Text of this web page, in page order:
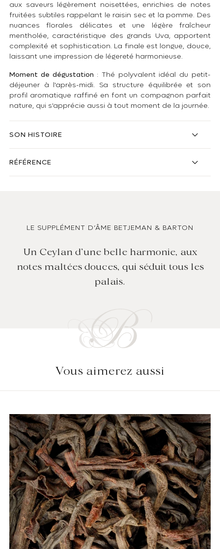
aux saveurs légèrement noisettées, enrichies de notes
fruitées subtiles rappelant le raisin sec et la pomme. Des
nuances florales délicates et une légère fraîcheur
mentholée, caractéristique des grands Uva, apportent
complexité et sophistication. La finale est longue, douce,
laissant une impression de légereté harmonieuse.
Moment de dégustation : Thé polyvalent idéal du petit-
déjeuner à l'après-midi. Sa structure équilibrée et son
profil aromatique raffiné en font un compagnon parfait
nature, qui s'apprécie aussi à tout moment de la journée.
SON HISTOIRE
RÉFÉRENCE
LE SUPPLÉMENT D’ÂME BETJEMAN & BARTON
Un Ceylan d’une belle harmonie, aux
notes maltées douces, qui séduit tous les
palais.
Vous aimerez aussi